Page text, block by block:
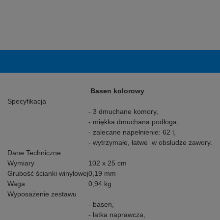
Basen kolorowy
Specyfikacja
- 3 dmuchane komory,
- miękka dmuchana podłoga,
- zalecane napełnienie: 62 l,
- wytrzymałe, łatwe w obsłudze zawory.
Dane Techniczne
Wymiary
102 x 25 cm
Grubość ścianki winylowej0,19 mm
Waga
0,94 kg
Wyposażenie zestawu
- basen,
- łatka naprawcza,